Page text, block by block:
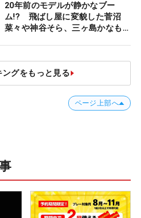
20年前のモデルが静かなブー
ム!? 飛ばし屋に変貌した菅沼
菜々や神谷そら、三ヶ島かなも使
ングをもっと見る
ページ上部へ